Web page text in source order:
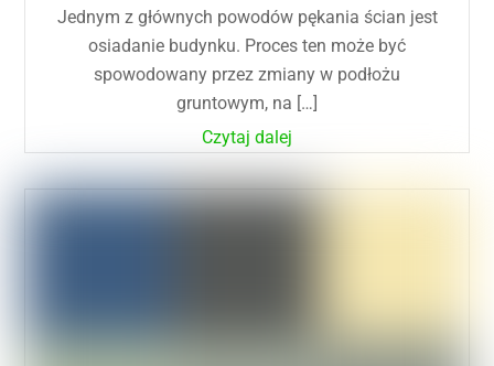
Jednym z głównych powodów pękania ścian jest
osiadanie budynku. Proces ten może być
spowodowany przez zmiany w podłożu
gruntowym, na […]
Czytaj dalej